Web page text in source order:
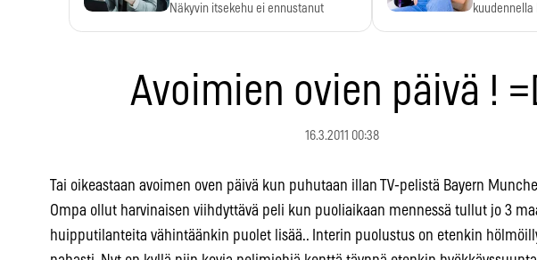
Näkyvin itsekehu ei ennustanut
Avoimien ovien päivä !
16.3.2011 00:38
Tai oikeastaan avoimen oven päivä kun puhutaan illan TV-pelistä Bayern
Ompa ollut harvinaisen viihdyttävä peli kun puoliaikaan mennessä tullut jo 3
huipputilanteita vähintäänkin puolet lisää.. Interin puolustus on etenkin